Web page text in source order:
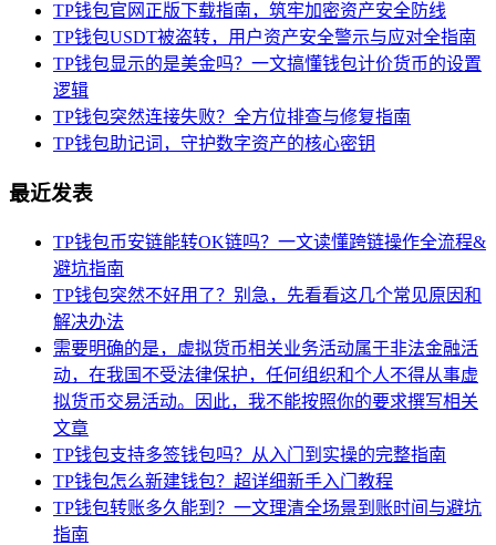
TP钱包官网正版下载指南，筑牢加密资产安全防线
TP钱包USDT被盗转，用户资产安全警示与应对全指南
TP钱包显示的是美金吗？一文搞懂钱包计价货币的设置
逻辑
TP钱包突然连接失败？全方位排查与修复指南
TP钱包助记词，守护数字资产的核心密钥
最近发表
TP钱包币安链能转OK链吗？一文读懂跨链操作全流程&
避坑指南
TP钱包突然不好用了？别急，先看看这几个常见原因和
解决办法
需要明确的是，虚拟货币相关业务活动属于非法金融活
动，在我国不受法律保护，任何组织和个人不得从事虚
拟货币交易活动。因此，我不能按照你的要求撰写相关
文章
TP钱包支持多签钱包吗？从入门到实操的完整指南
TP钱包怎么新建钱包？超详细新手入门教程
TP钱包转账多久能到？一文理清全场景到账时间与避坑
指南